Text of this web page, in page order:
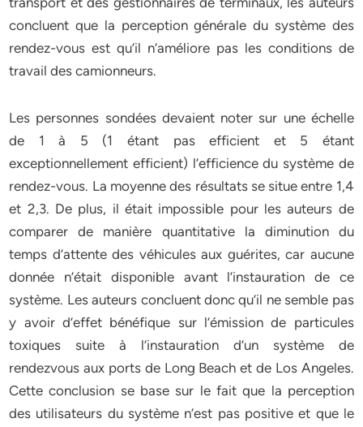
concluent que la perception générale du système des
rendez-vous est qu’il n’améliore pas les conditions de
travail des camionneurs.
Les personnes sondées devaient noter sur une échelle
de 1 à 5 (1 étant pas efficient et 5 étant
exceptionnellement efficient) l’efficience du système de
rendez-vous. La moyenne des résultats se situe entre 1,4
et 2,3. De plus, il était impossible pour les auteurs de
comparer de manière quantitative la diminution du
temps d’attente des véhicules aux guérites, car aucune
donnée n’était disponible avant l’instauration de ce
système. Les auteurs concluent donc qu’il ne semble pas
y avoir d’effet bénéfique sur l’émission de particules
toxiques suite à l’instauration d’un système de
rendezvous aux ports de Long Beach et de Los Angeles.
Cette conclusion se base sur le fait que la perception
des utilisateurs du système n’est pas positive et que le